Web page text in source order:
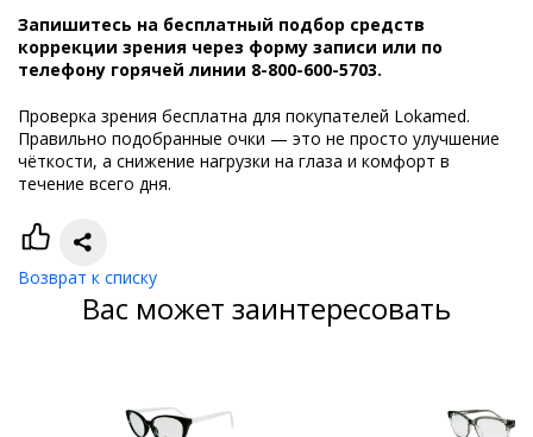
Запишитесь на бесплатный подбор средств
коррекции зрения через форму записи или по
телефону горячей линии 8-800-600-5703.
Проверка зрения бесплатна для покупателей Lokamed.
Правильно подобранные очки — это не просто улучшение
чёткости, а снижение нагрузки на глаза и комфорт в
течение всего дня.
Возврат к списку
Вас может заинтересовать